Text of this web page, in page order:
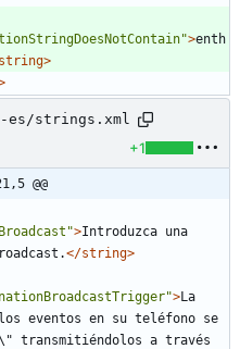
>enth
es/strings.xml
+1
@@
>Introduzca una
</string>
>La
eventos en su teléfono se
transmitiéndolos a través